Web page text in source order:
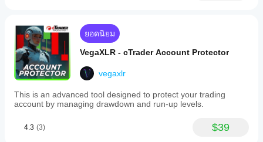
ทั้งหมดและสัญลักษณ์ต่างๆ การตั้งค่าของบอท
"Quantum" อื่นๆ ของผมก็สามารถนำมาใช้ที่นี่ได้
ไม่ว่าคุณจะซื้อ Prop Firm Bot ตัวไหน คุณจะได้รับการ
ตั้งค่าอื่นๆ ของผมทั้งหมดผ่านไฟล์ cbotset (EURUSD,
NZDUSD, USTEC ฯลฯ)
และผมจะให้การอัปเดตตลอดชีพแก่คุณ
ยอดนิยม
VegaXLR - cTrader Account Protector
vegaxlr
This is an advanced tool designed to protect your trading
account by managing drawdown and run-up levels.
4.3 (3) $39